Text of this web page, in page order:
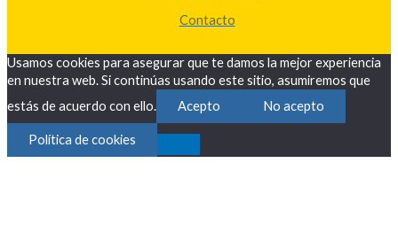
Contacto
Usamos cookies para asegurar que te damos la mejor experiencia
en nuestra web. Si continúas usando este sitio, asumiremos que
estás de acuerdo con ello.
Acepto No acepto
Política de cookies